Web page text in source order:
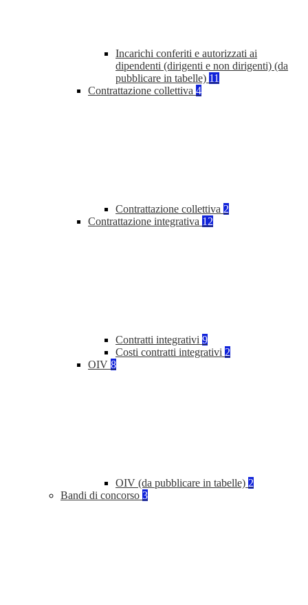
Incarichi conferiti e autorizzati ai
dipendenti (dirigenti e non dirigenti) (da
pubblicare in tabelle) 11
Contrattazione collettiva 4
Contrattazione collettiva 2
Contrattazione integrativa 12
Contratti integrativi 9
Costi contratti integrativi 2
OIV 8
OIV (da pubblicare in tabelle) 2
Bandi di concorso 3